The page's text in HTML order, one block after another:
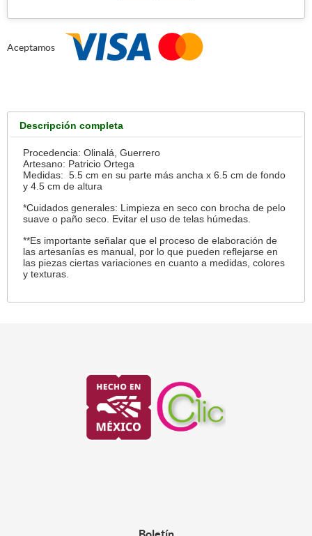
Aceptamos
Descripción completa
Procedencia:Olinalá, Guerrero
Artesano: Patricio Ortega
Medidas:5.5 cm en su parte más ancha x 6.5 cm de fondo
y 4.5 cm de altura
*Cuidados generales: Limpieza en seco con brocha de pelo
suave o paño seco. Evitar el uso de telas húmedas.
**Es importante señalar que el proceso de elaboración de
las artesanías es manual, por lo que pueden reflejarse en
las piezas ciertas variaciones en cuanto a medidas, colores
y texturas.